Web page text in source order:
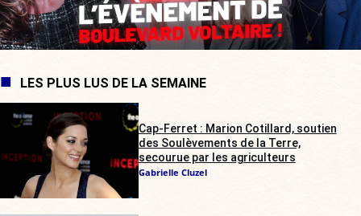
LES PLUS LUS DE LA SEMAINE
Cap-Ferret : Marion Cotillard, soutien
des Soulèvements de la Terre,
secourue par les agriculteurs
Gabrielle Cluzel